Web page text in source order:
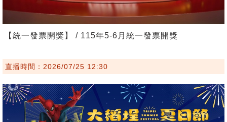
【統一發票開獎】 / 115年5-6月統一發票開獎
直播時間：2026/07/25 12:30